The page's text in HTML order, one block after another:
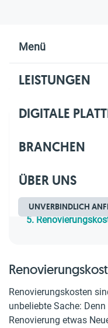
Menü
LEISTUNGEN
DIGITALE
BRANCHEN
ÜBER UNS
UNVERBINDLICH
Home
1.
Wohnung
4.
5.
Renovierungskosten
unbeliebte Sache:
Renovierung etwas